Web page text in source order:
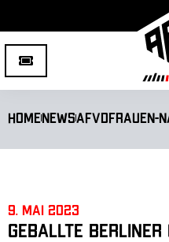
HomeNewsAFVDFrauen-
9. Mai 2023
Geballte Berliner